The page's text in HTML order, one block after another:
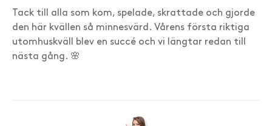
Tack till alla som kom, spelade, skrattade och gjorde
den här kvällen så minnesvärd. Vårens första riktiga
utomhuskväll blev en succé och vi längtar redan till
nästa gång. 🌸